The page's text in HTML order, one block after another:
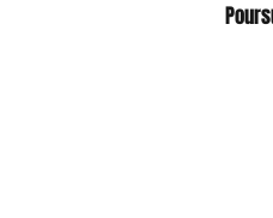
directement par email.